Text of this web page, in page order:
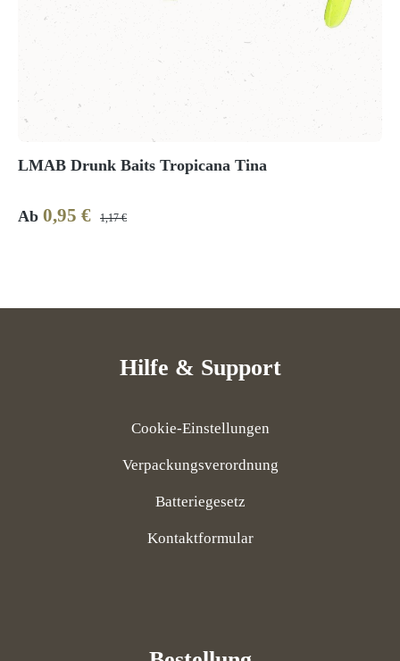
LMAB Drunk Baits Tropicana Tina
Verkaufspreis:
Ab 0,95 € Regulärer Preis:
1,17 €
Hilfe & Support
Cookie-Einstellungen
Verpackungsverordnung
Batteriegesetz
Kontaktformular